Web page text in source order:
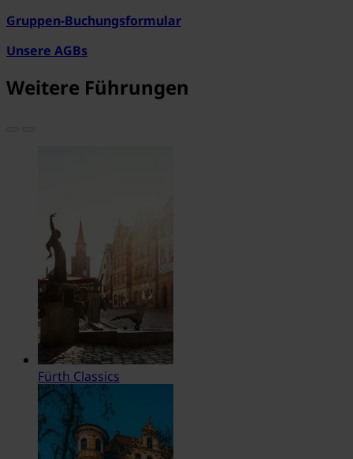
Gruppen-Buchungsformular
Unsere AGBs
Weitere Führungen
Fürth Classics